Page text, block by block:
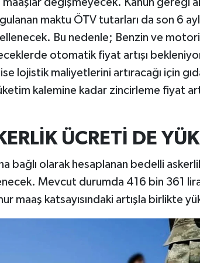
değişmeyecek. Kanun gereği
maktu ÖTV tutarları da son 6
Bu nedenle; Benzin ve
otomatik fiyat artışı
lojistik maliyetlerini artıracağı için
kalemine kadar zincirleme fiyat
ÜCRETİ DE
bağlı olarak hesaplanan bedelli
Mevcut durumda 416 bin 361
maaş katsayısındaki artışla birlikte